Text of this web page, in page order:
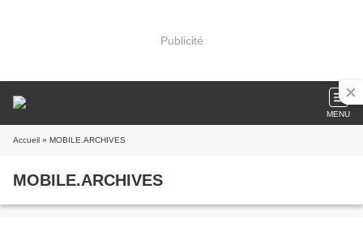
Publicité
MENU
Accueil » MOBILE.ARCHIVES
MOBILE.ARCHIVES